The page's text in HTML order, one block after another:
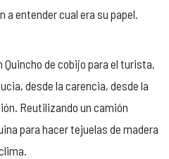
entender cual era su papel.
Quincho de cobijo para el turista,
desde la carencia, desde la
Reutilizando un camión
para hacer tejuelas de madera